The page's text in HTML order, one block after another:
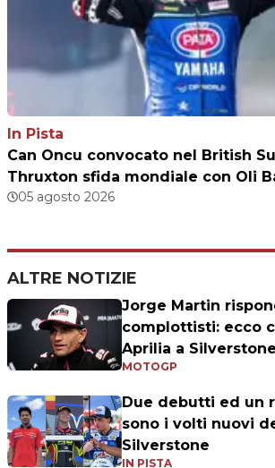
In Pista
Can Oncu convocato nel British
Thruxton sfida mondiale con Oli
05 agosto 2026
ALTRE NOTIZIE
Jorge Martin
complottisti: ecco
Aprilia a Silverstone
MOTOGP
Due debutti ed un
sono i volti nuovi
Silverstone
IN PISTA